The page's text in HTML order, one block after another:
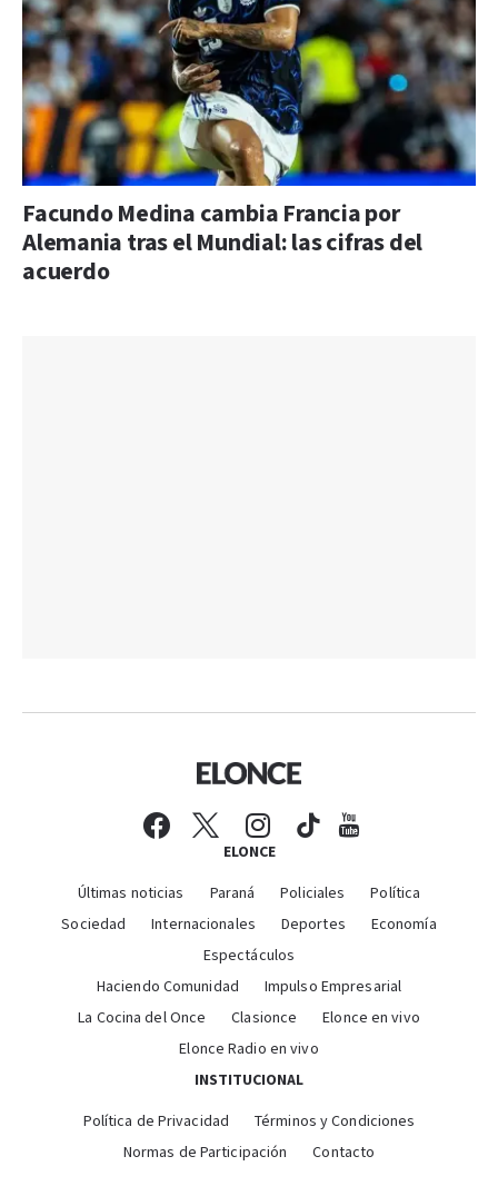
Facundo Medina cambia Francia por
Alemania tras el Mundial: las cifras del
acuerdo
ELONCE
Últimas noticias Paraná Policiales
Política
Sociedad
Internacionales Deportes
Economía
Espectáculos
Haciendo Comunidad
Impulso Empresarial
La Cocina del Once
Clasionce
Elonce en vivo
Elonce Radio en vivo
INSTITUCIONAL
Política de Privacidad
Términos y Condiciones
Normas de Participación
Contacto